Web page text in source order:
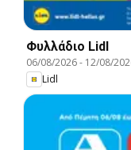
Φυλλάδιο Lidl
06/08/2026- 12/08/
Lidl